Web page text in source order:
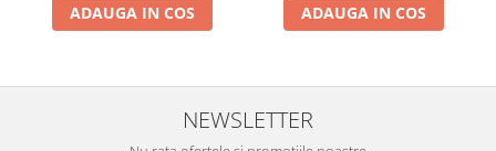
ADAUGA IN COS ADAUGA IN COS
NEWSLETTER